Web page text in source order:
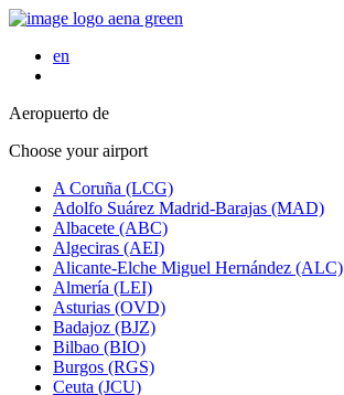
en
Aeropuerto de
Choose your airport
A Coruña (LCG)
Adolfo Suárez Madrid-Barajas (MAD)
Albacete (ABC)
Algeciras (AEI)
Alicante-Elche Miguel Hernández (ALC)
Almería (LEI)
Asturias (OVD)
Badajoz (BJZ)
Bilbao (BIO)
Burgos (RGS)
Ceuta (JCU)